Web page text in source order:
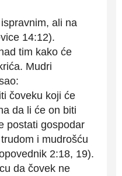
ali na
14:12).
tim kako će
Mudri
čoveku koji će
da li će on biti
postati gospodar
i mudrošću
2:18, 19).
da čovek ne